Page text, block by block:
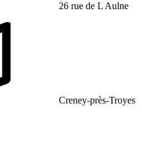
26 rue de L Aulne
Creney-près-Troyes